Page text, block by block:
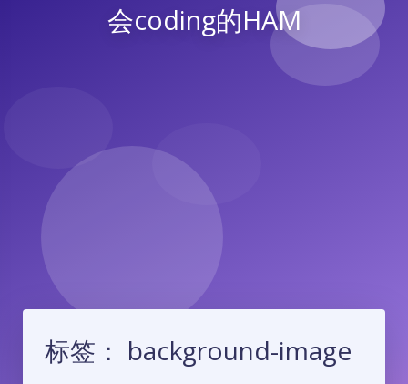
会coding的HAM
标签： background-image